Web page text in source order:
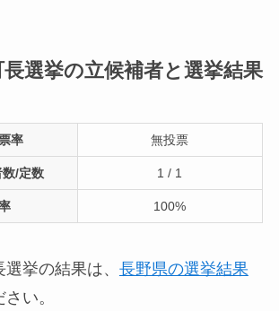
選挙の立候補者と選挙結果
率 無投票
/定数 1 / 1
100%
挙の結果は、 長野県の選挙結果
い。